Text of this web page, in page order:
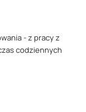
- z pracy z
codziennych